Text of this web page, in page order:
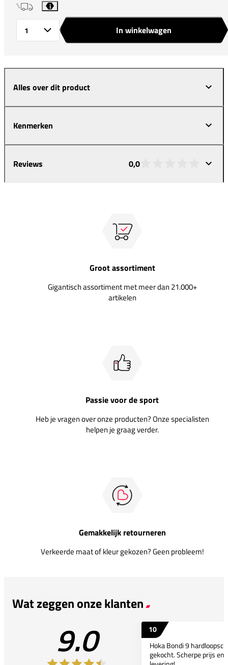
i
In winkelwagen
Alles over dit product
Kenmerken
Reviews 0,0
Groot assortiment
Gigantisch assortiment met meer dan 21.000+
artikelen
Passie voor de sport
Heb je vragen over onze producten? Onze specialisten
helpen je graag verder.
Gemakkelijk retourneren
Verkeerde maat of kleur gekozen? Geen probleem!
Wat zeggen onze klanten
9.0
10
Hoka Bondi 9
gekocht. Scherpe prijs en